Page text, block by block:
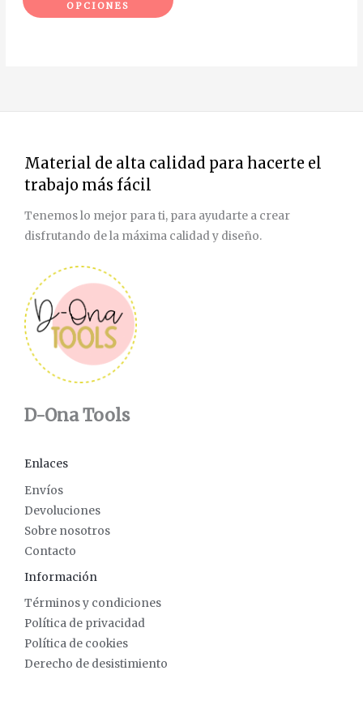
OPCIONES
Material de alta calidad para hacerte el
trabajo más fácil
Tenemos lo mejor para ti, para ayudarte a crear
disfrutando de la máxima calidad y diseño.
D-Ona Tools
Enlaces
Envíos
Devoluciones
Sobre nosotros
Contacto
Información
Términos y condiciones
Política de privacidad
Política de cookies
Derecho de desistimiento